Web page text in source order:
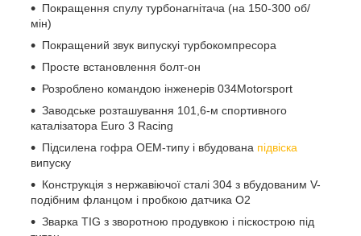
Покращення спулу турбонагнітача (на 150-300 об/
мін)
Покращений звук випускуі турбокомпресора
Просте встановлення болт-он
Розроблено командою інженерів 034Motorsport
Заводське розташування 101,6-м спортивного
каталізатора Euro 3 Racing
Підсилена гофра OEM-типу і вбудована підвіска
випуску
Конструкція з нержавіючої сталі 304 з вбудованим V-
подібним фланцом і пробкою датчика O2
Зварка TIG з зворотною продувкою і піскострою під